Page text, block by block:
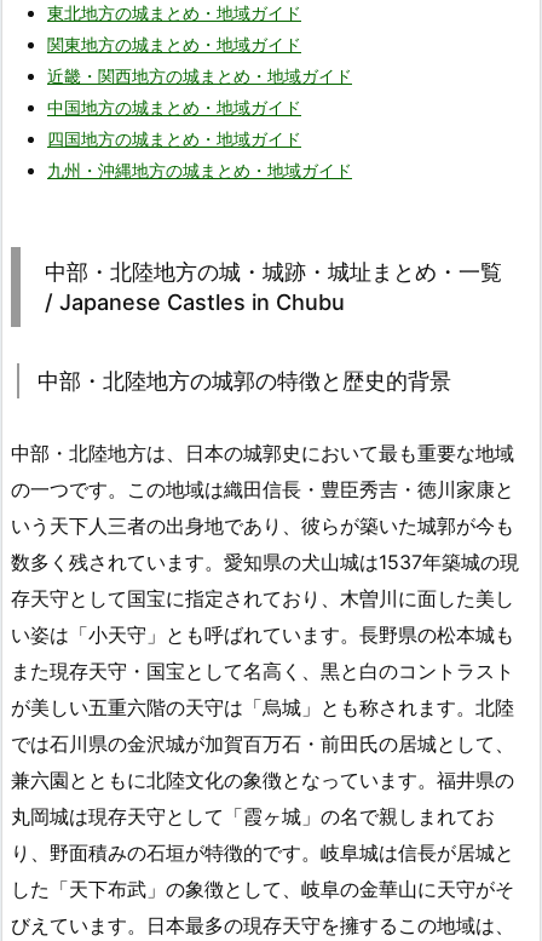
東北地方の城まとめ・地域ガイド
関東地方の城まとめ・地域ガイド
近畿・関西地方の城まとめ・地域ガイド
中国地方の城まとめ・地域ガイド
四国地方の城まとめ・地域ガイド
九州・沖縄地方の城まとめ・地域ガイド
中部・北陸地方の城・城跡・城址まとめ・一覧
/ Japanese Castles in Chubu
中部・北陸地方の城郭の特徴と歴史的背景
中部・北陸地方は、日本の城郭史において最も重要な地域
の一つです。この地域は織田信長・豊臣秀吉・徳川家康と
いう天下人三者の出身地であり、彼らが築いた城郭が今も
数多く残されています。愛知県の犬山城は1537年築城の現
存天守として国宝に指定されており、木曽川に面した美し
い姿は「小天守」とも呼ばれています。長野県の松本城も
また現存天守・国宝として名高く、黒と白のコントラスト
が美しい五重六階の天守は「烏城」とも称されます。北陸
では石川県の金沢城が加賀百万石・前田氏の居城として、
兼六園とともに北陸文化の象徴となっています。福井県の
丸岡城は現存天守として「霞ヶ城」の名で親しまれてお
り、野面積みの石垣が特徴的です。岐阜城は信長が居城と
した「天下布武」の象徴として、岐阜の金華山に天守がそ
びえています。日本最多の現存天守を擁するこの地域は、